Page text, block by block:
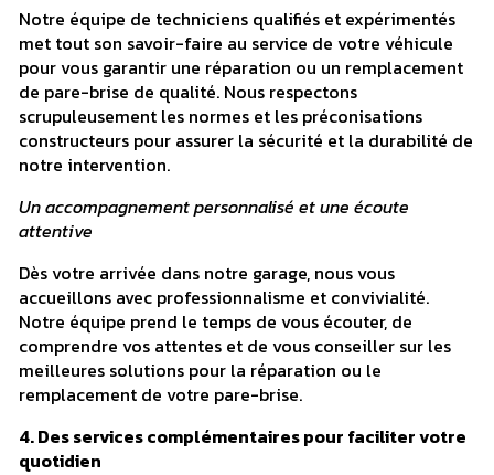
Notre équipe de techniciens qualifiés et expérimentés
met tout son savoir-faire au service de votre véhicule
pour vous garantir une réparation ou un remplacement
de pare-brise de qualité. Nous respectons
scrupuleusement les normes et les préconisations
constructeurs pour assurer la sécurité et la durabilité de
notre intervention.
Un accompagnement personnalisé et une écoute
attentive
Dès votre arrivée dans notre garage, nous vous
accueillons avec professionnalisme et convivialité.
Notre équipe prend le temps de vous écouter, de
comprendre vos attentes et de vous conseiller sur les
meilleures solutions pour la réparation ou le
remplacement de votre pare-brise.
4. Des services complémentaires pour faciliter votre
quotidien